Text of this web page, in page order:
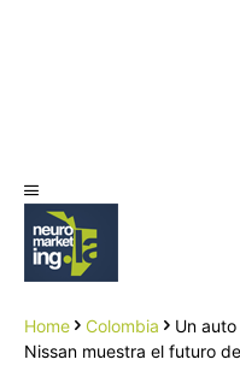
Home Colombia
Un
Nissan muestra el futuro